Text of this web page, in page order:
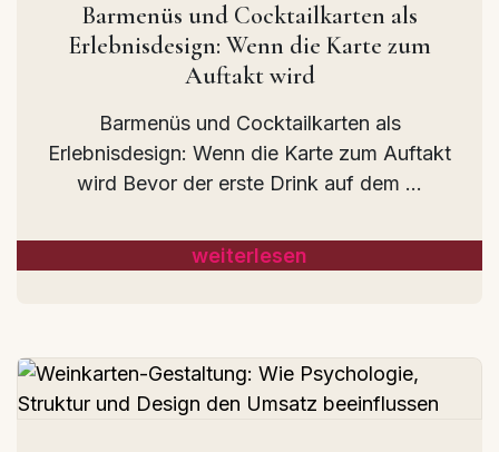
Barmenüs und Cocktailkarten als
Erlebnisdesign: Wenn die Karte zum
Auftakt wird
Barmenüs und Cocktailkarten als
Erlebnisdesign: Wenn die Karte zum Auftakt
wird Bevor der erste Drink auf dem ...
weiterlesen